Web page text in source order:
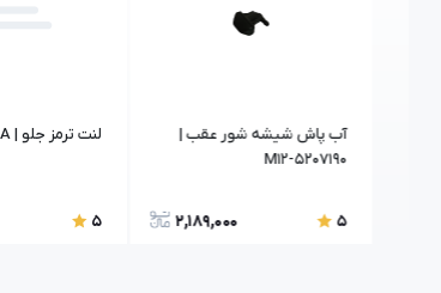
آب پاش شیشه شور عقب |
M12-5207190
5
2,189,000
لنت ترمز جلو | 204002140AA
5